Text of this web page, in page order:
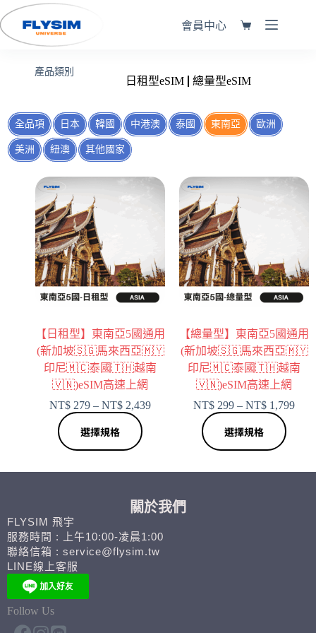
會員中心
產品類別
日租型eSIM 總量型eSIM
全品項 日本 韓國 中港澳 泰國 東南亞 歐洲
美洲 紐澳 其他國家
【日租型】東南亞5國通用
(新加坡🇸🇬馬來西亞🇲🇾
印尼🇲🇨泰國🇹🇭越南
🇻🇳)eSIM高速上網
NT$ 279 – NT$ 2,439
選擇規格
【總量型】東南亞5國通用
(新加坡🇸🇬馬來西亞🇲🇾
印尼🇲🇨泰國🇹🇭越南
🇻🇳)eSIM高速上網
NT$ 299 – NT$ 1,799
選擇規格
關於我們
FLYSIM 飛宇
服務時間 : 上午10:00-凌晨1:00
聯絡信箱 : service@flysim.tw
LINE線上客服
Follow Us